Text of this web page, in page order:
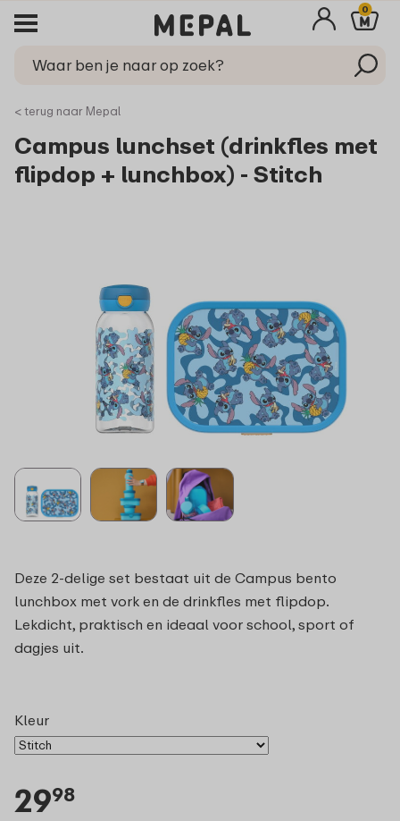
0
< terug naar Mepal
Campus lunchset (drinkfles met
flipdop + lunchbox) - Stitch
Deze 2-delige set bestaat uit de Campus bento
lunchbox met vork en de drinkfles met flipdop.
Lekdicht, praktisch en ideaal voor school, sport of
dagjes uit.
Kleur
2998